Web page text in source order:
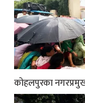
कोहलपुरका